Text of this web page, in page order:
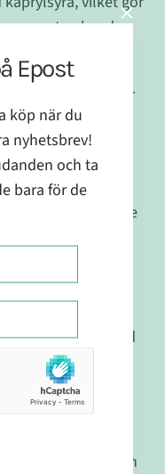
inte är lämplig för
från
en
svampbekämpande
hjälper till att
Candida
vaginalflora
jämfört med
smaker och
av gelatinkapseln
Epost
köp när du
nyhetsbrev!
och ta
bara för de